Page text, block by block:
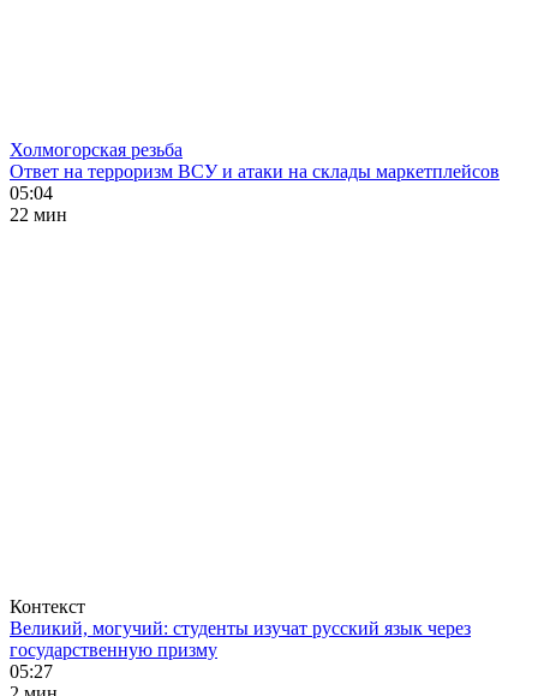
Холмогорская резьба
Ответ на терроризм ВСУ и атаки на склады маркетплейсов
05:04
22 мин
Контекст
Великий, могучий: студенты изучат русский язык через
государственную призму
05:27